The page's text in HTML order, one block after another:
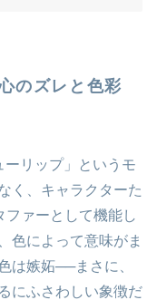
のズレと色彩
リップ」というモ
く、キャラクターた
ファーとして機能し
色によって意味がま
は嫉妬──まさに、
にふさわしい象徴だ